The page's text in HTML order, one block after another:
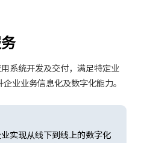
系统开发及交付，满足特定业
业业务信息化及数字化能力。
实现从线下到线上的数字化